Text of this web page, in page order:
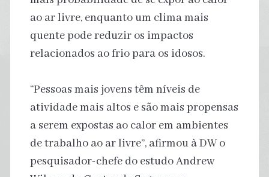
ao ar livre, enquanto um clima mais
quente pode reduzir os impactos
relacionados ao frio para os idosos.
“Pessoas mais jovens têm níveis de
atividade mais altos e são mais propensas
a serem expostas ao calor em ambientes
de trabalho ao ar livre”, afirmou à DW o
pesquisador-chefe do estudo Andrew